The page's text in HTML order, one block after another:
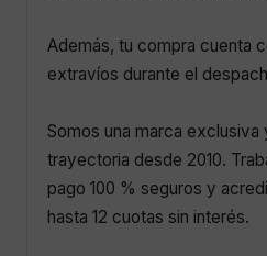
Además, tu compra cuenta
extravíos durante el
Somos una marca exclusiva
trayectoria desde 2010.
pago 100 % seguros y
hasta 12 cuotas sin interés.